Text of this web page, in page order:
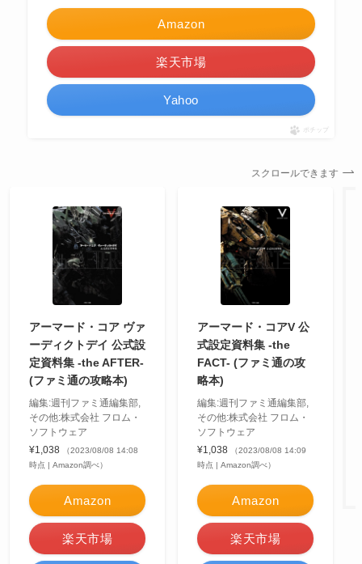
Amazon
楽天市場
Yahoo
ポチップ
スクロールできます
アーマード・コア ヴァ
ーディクトデイ 公式設
定資料集 -the AFTER-
(ファミ通の攻略本)
編集:週刊ファミ通編集部,
その他:株式会社 フロム・
ソフトウェア
¥1,038
（2023/08/08 14:08
時点 | Amazon調べ）
Amazon
楽天市場
アーマード・コアV 公
式設定資料集 -the
FACT- (ファミ通の攻
略本)
編集:週刊ファミ通編集部,
その他:株式会社 フロム・
ソフトウェア
¥1,038
（2023/08/08 14:09
時点 | Amazon調べ）
Amazon
楽天市場